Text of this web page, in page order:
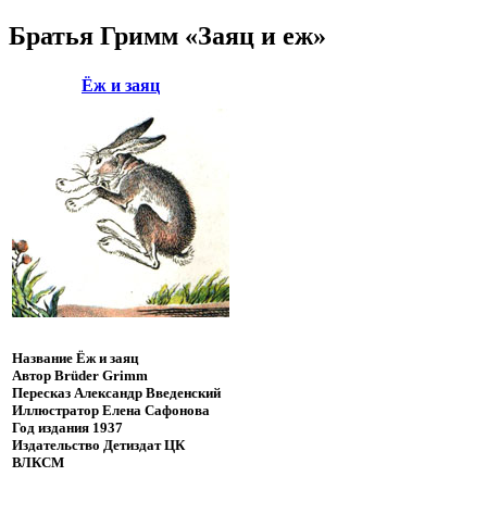
Братья Гримм «Заяц и еж»
Ёж и заяц
Название Ёж и заяц
Автор Brüder Grimm
Пересказ Александр Введенский
Иллюстратор Елена Сафонова
Год издания 1937
Издательство Детиздат ЦК
ВЛКСМ